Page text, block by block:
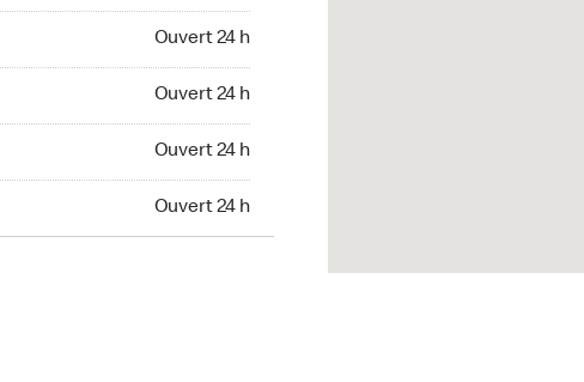
Ouvert 24 h
Ouvert 24 h
Ouvert 24 h
Ouvert 24 h